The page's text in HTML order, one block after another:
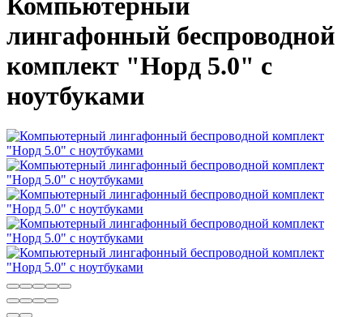
Компьютерный
лингафонный беспроводной
комплект "Норд 5.0" с
ноутбуками